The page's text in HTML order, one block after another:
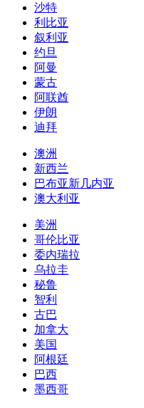
沙特
利比亚
叙利亚
约旦
阿曼
蒙古
阿联酋
伊朗
迪拜
澳洲
新西兰
巴布亚新几内亚
澳大利亚
美洲
哥伦比亚
委内瑞拉
乌拉圭
秘鲁
智利
古巴
加拿大
美国
阿根廷
巴西
墨西哥